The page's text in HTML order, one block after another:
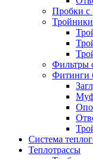
Пробки с
Тройники
Фильтры
Фитинги
Система
Теплотрассы